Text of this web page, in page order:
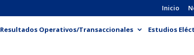
Inicio
Resultados Operativos/Transaccionales Estudios